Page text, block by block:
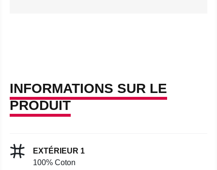
INFORMATIONS SUR LE
PRODUIT
EXTÉRIEUR 1
100% Coton